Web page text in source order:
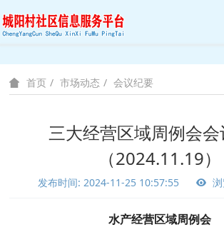
首页 市场动态 会议纪要
三大经营区域周例会
（2024.11.19）
发布时间: 2024-11-25 10:57:55
水产经营区域周例会